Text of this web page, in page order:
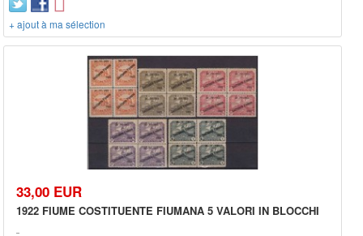
+ ajout à ma sélection
33,00 EUR
1922 FIUME COSTITUENTE FIUMANA 5 VALORI IN BLOCCHI